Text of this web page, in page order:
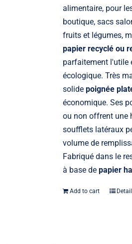
alimentaire, pour
boutique, sacs
fruits et légumes,
papier recyclé ou
parfaitement l'utile
écologique. Très
solide poignée
économique. Ses
ou non offrent une
soufflets latéraux
volume de
Fabriqué dans le
à base de papier
Add to cart